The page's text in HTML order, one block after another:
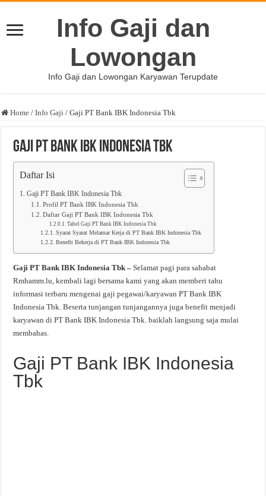
Info Gaji dan
Lowongan
Info Gaji dan Lowongan Karyawan Terupdate
Home / Info Gaji / Gaji PT Bank IBK Indonesia Tbk
Gaji PT Bank IBK Indonesia Tbk
Daftar Isi
Gaji PT Bank IBK Indonesia Tbk
Profil PT Bank IBK Indonesia Tbk
Daftar Gaji PT Bank IBK Indonesia Tbk
Tabel Gaji PT Bank IBK Indonesia Tbk
Syarat Syarat Melamar Kerja di PT Bank IBK Indonesia Tbk
Benefit Bekerja di PT Bank IBK Indonesia Tbk
Gaji PT Bank IBK Indonesia Tbk –Selamat pagi para sahabat
Rmhamm.lu, kembali lagi bersama kami yang akan memberi tahu
informasi terbaru mengenai gaji pegawai/karyawan PT Bank IBK
Indonesia Tbk. Beserta tunjangan tunjangannya juga benefit menjadi
karyawan di PT Bank IBK Indonesia Tbk. baiklah langsung saja mulai
membahas.
Gaji PT Bank IBK Indonesia
Tbk